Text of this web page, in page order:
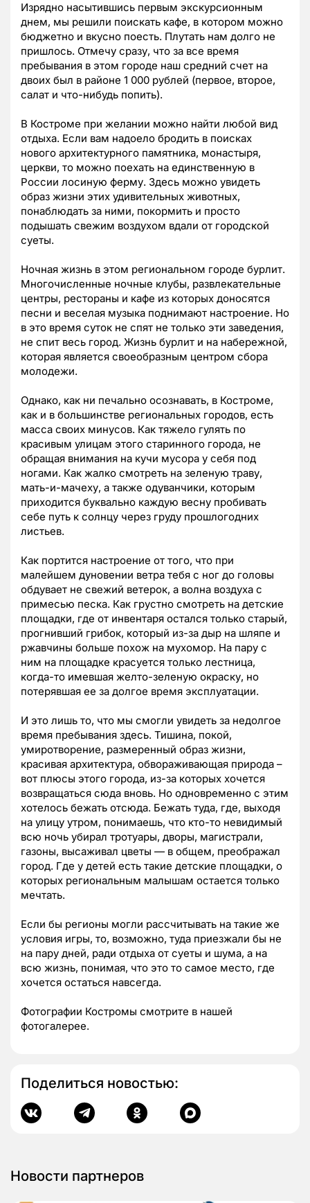
Изрядно насытившись первым экскурсионным
днем, мы решили поискать кафе, в котором можно
бюджетно и вкусно поесть. Плутать нам долго не
пришлось. Отмечу сразу, что за все время
пребывания в этом городе наш средний счет на
двоих был в районе 1 000 рублей (первое, второе,
салат и что-нибудь попить).
В Костроме при желании можно найти любой вид
отдыха. Если вам надоело бродить в поисках
нового архитектурного памятника, монастыря,
церкви, то можно поехать на единственную в
России лосиную ферму. Здесь можно увидеть
образ жизни этих удивительных животных,
понаблюдать за ними, покормить и просто
подышать свежим воздухом вдали от городской
суеты.
Ночная жизнь в этом региональном городе бурлит.
Многочисленные ночные клубы, развлекательные
центры, рестораны и кафе из которых доносятся
песни и веселая музыка поднимают настроение. Но
в это время суток не спят не только эти заведения,
не спит весь город. Жизнь бурлит и на набережной,
которая является своеобразным центром сбора
молодежи.
Однако, как ни печально осознавать, в Костроме,
как и в большинстве региональных городов, есть
масса своих минусов. Как тяжело гулять по
красивым улицам этого старинного города, не
обращая внимания на кучи мусора у себя под
ногами. Как жалко смотреть на зеленую траву,
мать-и-мачеху, а также одуванчики, которым
приходится буквально каждую весну пробивать
себе путь к солнцу через груду прошлогодних
листьев.
Как портится настроение от того, что при
малейшем дуновении ветра тебя с ног до головы
обдувает не свежий ветерок, а волна воздуха с
примесью песка. Как грустно смотреть на детские
площадки, где от инвентаря остался только старый,
прогнивший грибок, который из-за дыр на шляпе и
ржавчины больше похож на мухомор. На пару с
ним на площадке красуется только лестница,
когда-то имевшая желто-зеленую окраску, но
потерявшая ее за долгое время эксплуатации.
И это лишь то, что мы смогли увидеть за недолгое
время пребывания здесь. Тишина, покой,
умиротворение, размеренный образ жизни,
красивая архитектура, обвораживающая природа –
вот плюсы этого города, из-за которых хочется
возвращаться сюда вновь. Но одновременно с этим
хотелось бежать отсюда. Бежать туда, где, выходя
на улицу утром, понимаешь, что кто-то невидимый
всю ночь убирал тротуары, дворы, магистрали,
газоны, высаживал цветы — в общем, преображал
город. Где у детей есть такие детские площадки, о
которых региональным малышам остается только
мечтать.
Если бы регионы могли рассчитывать на такие же
условия игры, то, возможно, туда приезжали бы не
на пару дней, ради отдыха от суеты и шума, а на
всю жизнь, понимая, что это то самое место, где
хочется остаться навсегда.
Фотографии Костромы смотрите в нашей
фотогалерее.
Поделиться новостью:
Новости партнеров